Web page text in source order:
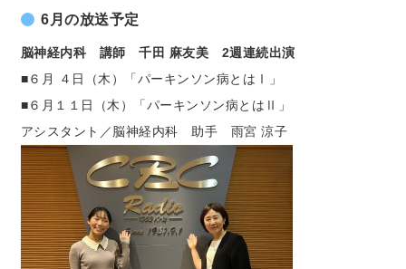
6月の放送予定
脳神経内科 講師 千田 麻友美 2週連続出演
■６月 ４日（木）「パーキンソン病とはⅠ」
■６月１１日（木）「パーキンソン病とはⅡ」
アシスタント／脳神経内科 助手 雨宮 涼子